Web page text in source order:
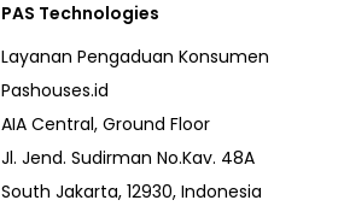
PAS Technologies
Layanan Pengaduan Konsumen
Pashouses.id
AIA Central, Ground Floor
Jl. Jend. Sudirman No.Kav. 48A
South Jakarta, 12930, Indonesia